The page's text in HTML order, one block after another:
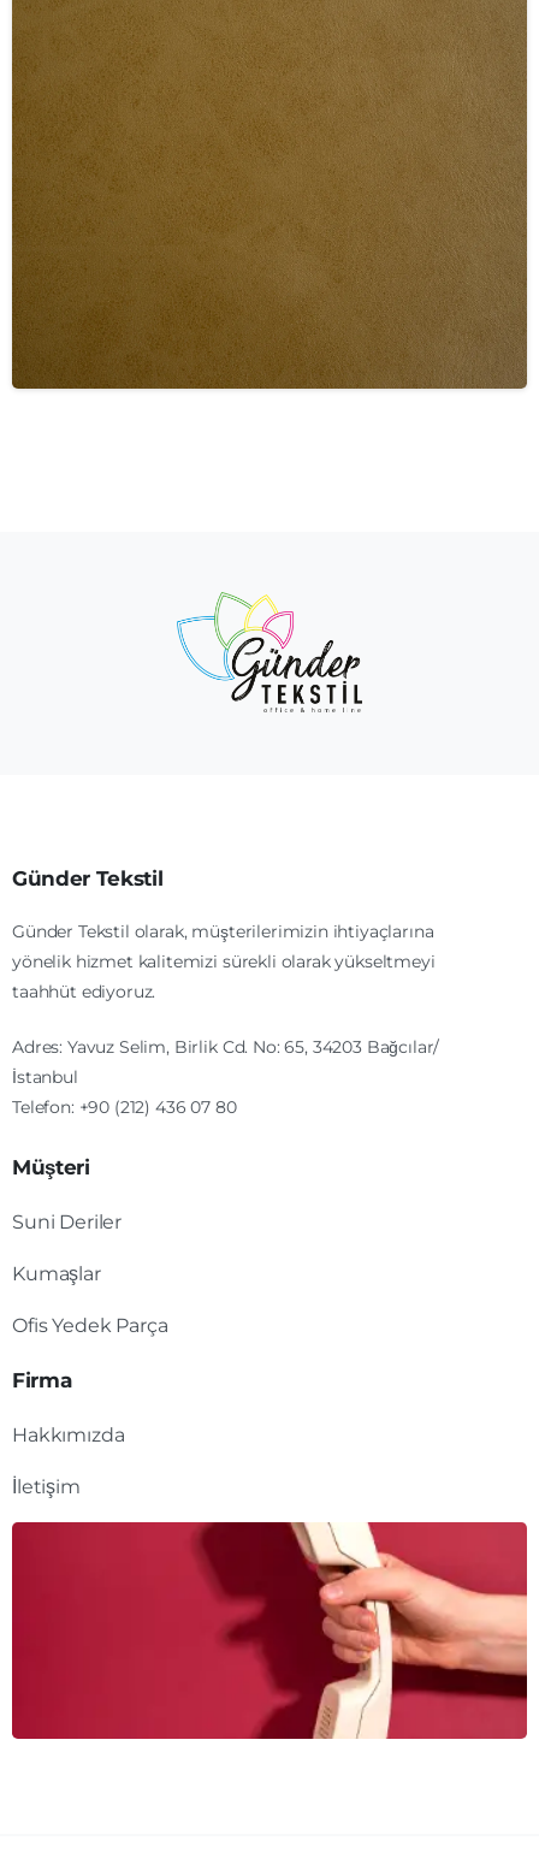
Günder Tekstil
Günder Tekstil olarak, müşterilerimizin ihtiyaçlarına
yönelik hizmet kalitemizi sürekli olarak yükseltmeyi
taahhüt ediyoruz.
Adres: Yavuz Selim, Birlik Cd. No: 65, 34203 Bağcılar/
İstanbul
Telefon: +90 (212) 436 07 80
Müşteri
Suni Deriler
Kumaşlar
Ofis Yedek Parça
Firma
Hakkımızda
İletişim